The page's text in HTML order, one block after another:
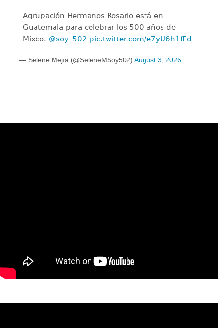
Agrupación Hermanos Rosario está en
Guatemala para celebrar los 500 años de
Mixco. @soy_502 pic.twitter.com/e7yU6h1fFd
— Selene Mejía (@SeleneMSoy502) August 3, 2026